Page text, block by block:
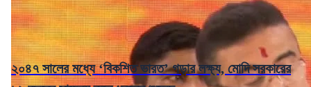
২০৪৭ সালের মধ্যে ‘বিকশিত ভারত’ গড়ার লক্ষ্য, মোদি সরকারের